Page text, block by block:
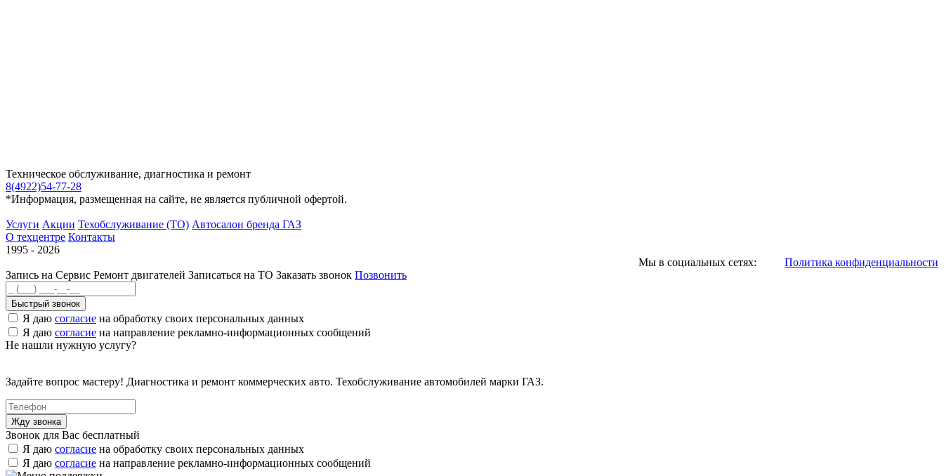
Техническое обслуживание, диагностика и ремонт
8(4922)54-77-28
*Информация, размещенная на сайте, не является публичной офертой.
Услуги Акции Техобслуживание (ТО) Автосалон бренда ГАЗ
О техцентре Контакты
1995 - 2026
Мы в социальных сетях:
Политика конфиденциальности
Запись на Сервис Ремонт двигателей Записаться на ТО Заказать звонок Позвонить
Быстрый звонок
Я даю согласие на обработку своих персональных данных
Я даю согласие на направление рекламно-информационных сообщений
Не нашли нужную услугу?
Задайте вопрос мастеру! Диагностика и ремонт коммерческих авто. Техобслуживание автомобилей марки ГАЗ.
Звонок для Вас бесплатный
Я даю согласие на обработку своих персональных данных
Я даю согласие на направление рекламно-информационных сообщений